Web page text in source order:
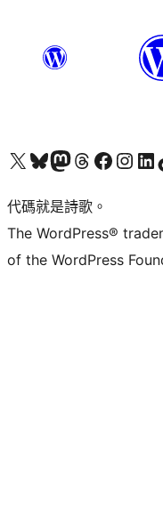
Visit our X (formerly Twitter) account
Visit our Bluesky account
Visit our Mastodon account
Visit our Threads account
訪問我們的 Facebook 專頁Visit ourVisit
代碼就是詩歌。
The WordPress®
of the WordPress